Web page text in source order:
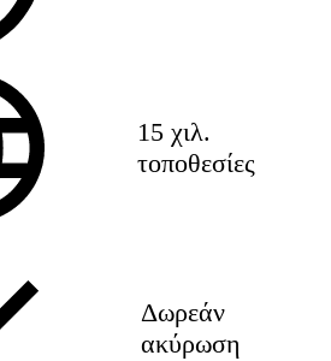
15 χιλ.
τοποθεσίες
Δωρεάν
ακύρωση